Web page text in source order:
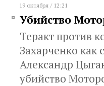
19 октября / 12:21
Убийство
Теракт против
Захарченко как
Александр
убийство